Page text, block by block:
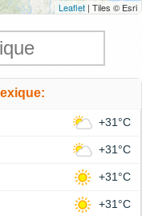
Leaflet | Tiles © Esri
+31°C
+31°C
+31°C
+31°C